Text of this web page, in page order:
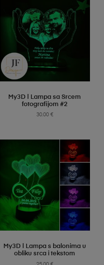
SELECT OPTIONS
My3D | Lampa sa Srcem
fotografijom #2
30.00 €
SELECT OPTIONS
My3D | Lampa s balonima u
obliku srca i tekstom